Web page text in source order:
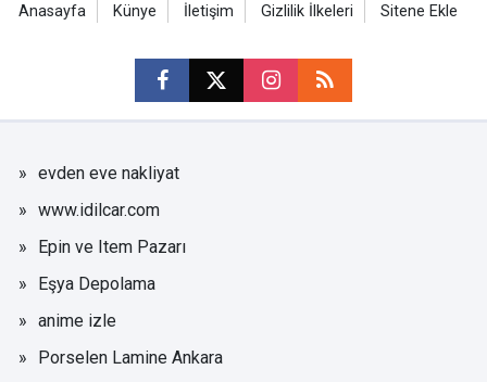
Anasayfa Künye İletişim Gizlilik İlkeleri Sitene Ekle
evden eve nakliyat
www.idilcar.com
Epin ve Item Pazarı
Eşya Depolama
anime izle
Porselen Lamine Ankara